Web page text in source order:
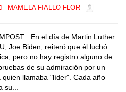
MAMELA FIALLO FLOR
En el día de Martin Luther
Joe Biden, reiteró que él luchó
pero no hay registro alguno de
de su admiración por un
llamaba "líder". Cada año